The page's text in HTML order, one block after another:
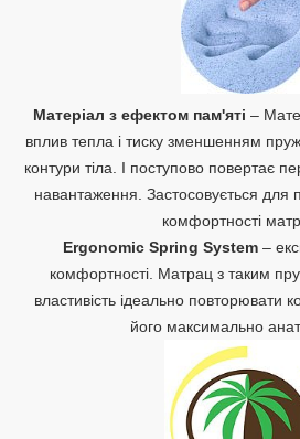
Матеріал з ефектом пам'яті –
вплив тепла і тиску зменшенням
контури тіла. І поступово повертає
навантаження. Застосовується для
комфортності
Ergonomic Spring System –
комфортності. Матрац з таким
властивість ідеально повторювати
його максимально